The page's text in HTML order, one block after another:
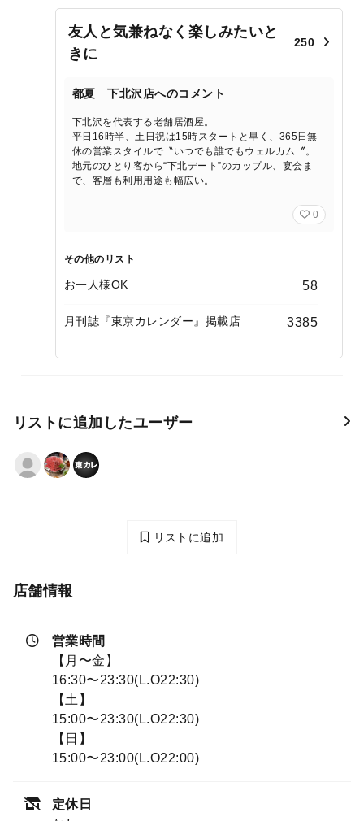
友人と気兼ねなく楽しみたいと
きに
250
都夏 下北沢店へのコメント
下北沢を代表する老舗居酒屋。
平日16時半、土日祝は15時スタートと早く、365日無
休の営業スタイルで〝いつでも誰でもウェルカム〞。
地元のひとり客から“下北デート”のカップル、宴会ま
で、客層も利用用途も幅広い。
0
その他のリスト
お一人様OK 58
月刊誌『東京カレンダー』掲載店 3385
リストに追加したユーザー
リストに追加
店舗情報
営業時間
【月〜金】
16:30〜23:30(L.O22:30)
【土】
15:00〜23:30(L.O22:30)
【日】
15:00〜23:00(L.O22:00)
定休日